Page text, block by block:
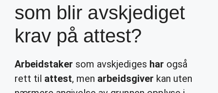
som blir avskjediget
krav på attest?
Arbeidstaker som avskjediges har også
rett til attest, men arbeidsgiver kan uten